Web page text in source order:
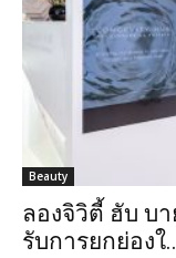
Beauty
ลองจิวิตี้ ฮับ บ
รับการยกย่องใ